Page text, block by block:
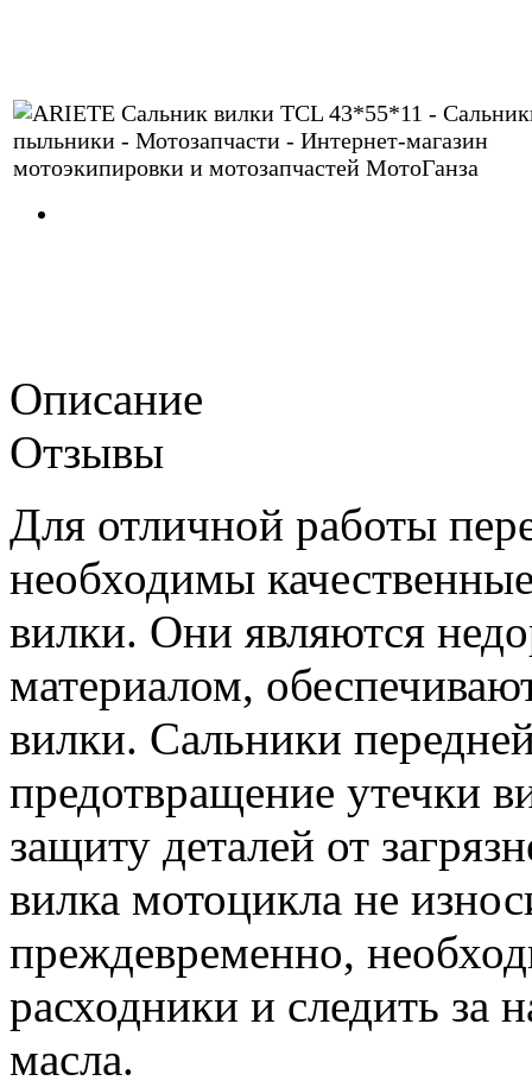
Описание
Отзывы
Для отличной работы
необходимы
вилки. Они являются
материалом,
вилки. Сальники
предотвращение утечки
защиту деталей от
вилка мотоцикла не
преждевременно,
расходники и следить за
масла.